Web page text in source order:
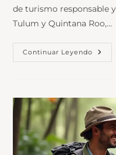
de turismo responsable
Tulum y Quintana Roo,…
Continuar Leyendo